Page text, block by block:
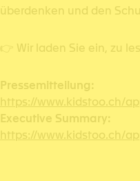
überdenken und den
👉 Wir laden Sie ein, zu
Pressemitteilung:
https://www.kidstoo.ch/
Executive Summary:
https://www.kidstoo.ch/